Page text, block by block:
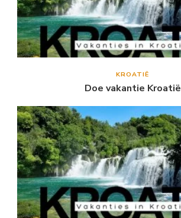
KROATIË
Doe vakantie Kroatië